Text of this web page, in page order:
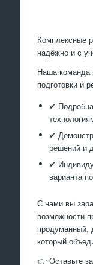
Комплексные
надёжно и с
Наша команда
подготовки и
✔
✔
решений и
✔
варианта
С нами вы
возможности
продуманный,
который
👉 Оставьте